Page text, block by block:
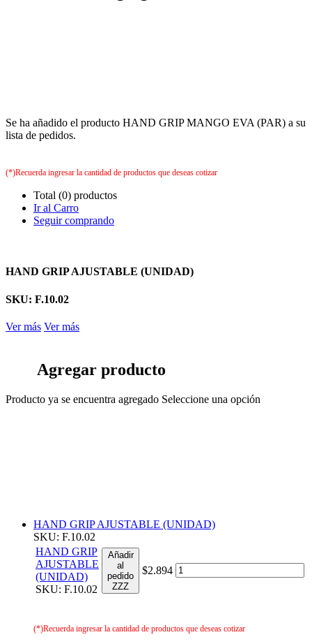
Se ha añadido el producto HAND GRIP MANGO EVA (PAR) a su
lista de pedidos.
(*)Recuerda ingresar la cantidad de productos que deseas cotizar
Total (0) productos
Ir al Carro
Seguir comprando
HAND GRIP AJUSTABLE (UNIDAD)
SKU: F.10.02
Ver más Ver más
Agregar producto
Producto ya se encuentra agregado Seleccione una opción
HAND GRIP AJUSTABLE (UNIDAD)
SKU: F.10.02
HAND GRIP
AJUSTABLE
(UNIDAD)
SKU: F.10.02
Añadir
al
pedido
ZZZ
$2.894
(*)Recuerda ingresar la cantidad de productos que deseas cotizar